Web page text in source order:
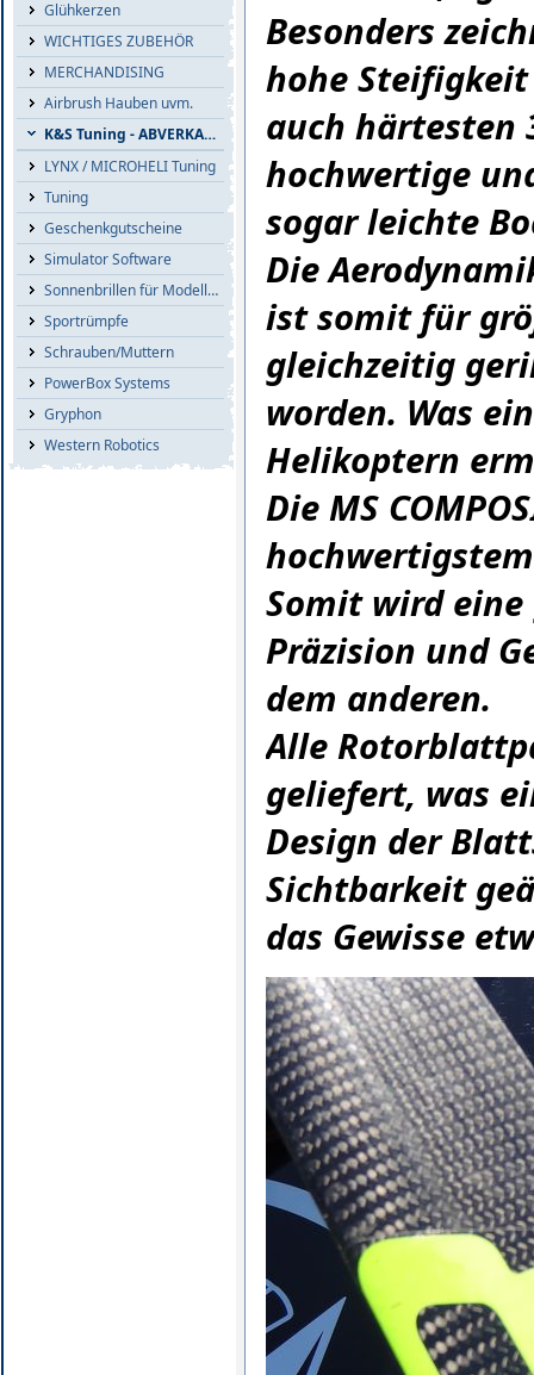
Glühkerzen
WICHTIGES ZUBEHÖR
MERCHANDISING
Airbrush Hauben uvm.
K&S Tuning - ABVERKAUF
LYNX / MICROHELI Tuning
Tuning
Geschenkgutscheine
Simulator Software
Sonnenbrillen für Modellflieger
Sportrümpfe
Schrauben/Muttern
PowerBox Systems
Gryphon
Western Robotics
Besonders
hohe
auch härtesten
hochwertige
sogar leichte
Die
ist somit für
gleichzeitig
worden. Was
Helikoptern
Die MS
Somit wird
Präzision und
dem anderen.
Alle
geliefert, was
Design der
Sichtbarkeit
das Gewisse